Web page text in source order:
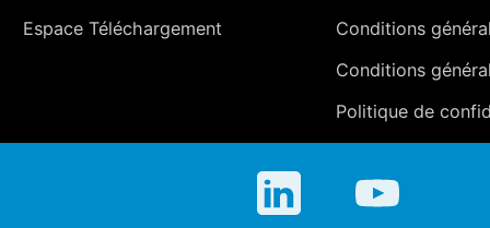
Espace Téléchargement
Conditions
Conditions
Politique de